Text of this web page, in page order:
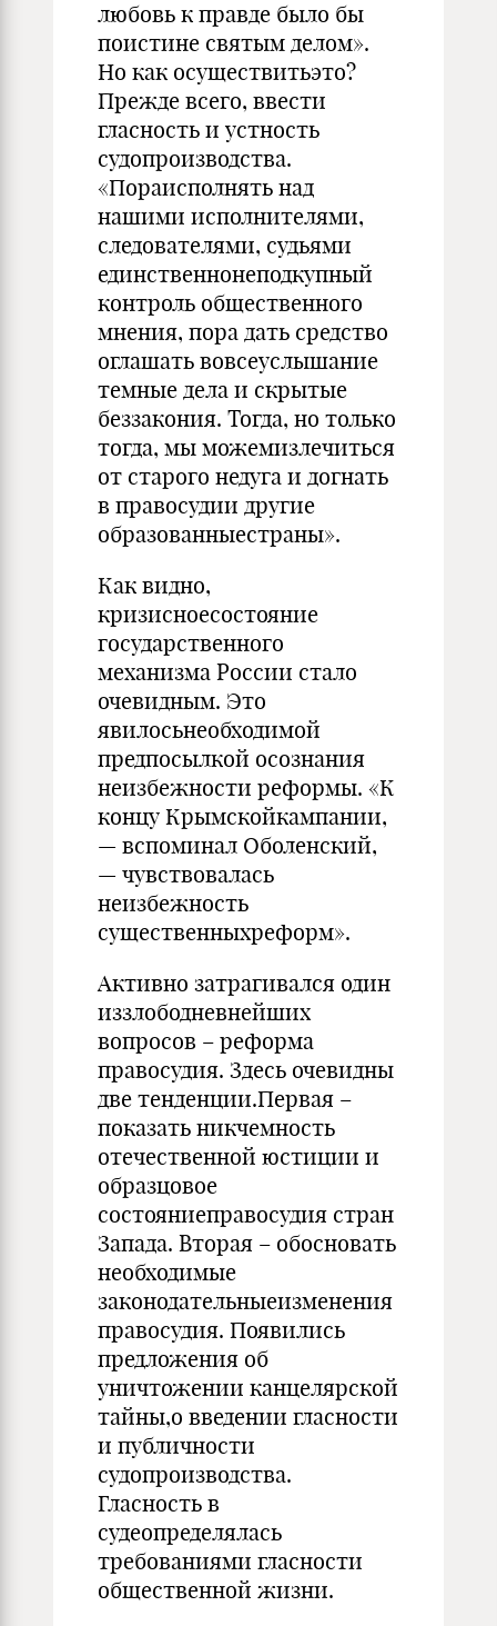
любовь к правде было бы
поистине святым делом».
Но как осуществитьэто?
Прежде всего, ввести
гласность и устность
судопроизводства.
«Пораисполнять над
нашими исполнителями,
следователями, судьями
единственнонеподкупный
контроль общественного
мнения, пора дать средство
оглашать вовсеуслышание
темные дела и скрытые
беззакония. Тогда, но только
тогда, мы можемизлечиться
от старого недуга и догнать
в правосудии другие
образованныестраны».
Как видно,
кризисноесостояние
государственного
механизма России стало
очевидным. Это
явилосьнеобходимой
предпосылкой осознания
неизбежности реформы. «К
концу Крымскойкампании,
— вспоминал Оболенский,
— чувствовалась
неизбежность
существенныхреформ».
Активно затрагивался один
иззлободневнейших
вопросов – реформа
правосудия. Здесь очевидны
две тенденции.Первая –
показать никчемность
отечественной юстиции и
образцовое
состояниеправосудия стран
Запада. Вторая – обосновать
необходимые
законодательныеизменения
правосудия. Появились
предложения об
уничтожении канцелярской
тайны,о введении гласности
и публичности
судопроизводства.
Гласность в
судеопределялась
требованиями гласности
общественной жизни.